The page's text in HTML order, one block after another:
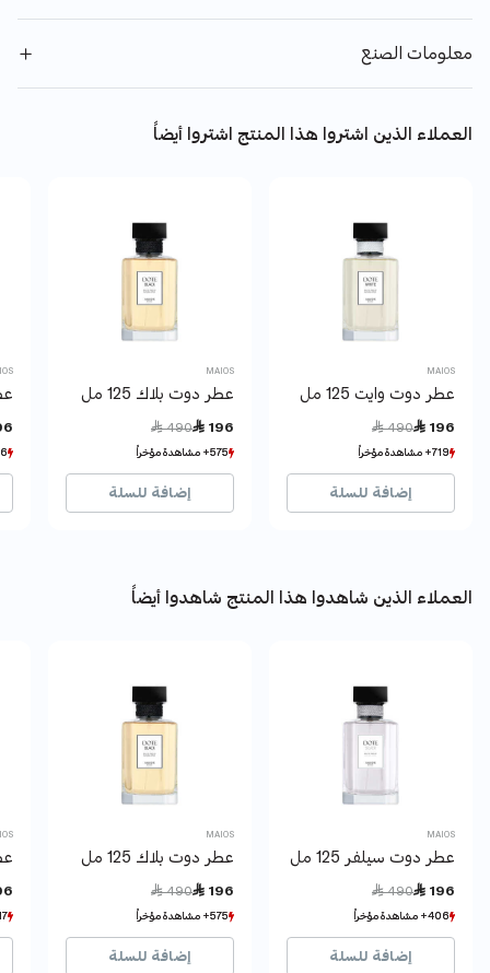
معلومات الصنع
العملاء الذين اشتروا هذا المنتج اشتروا أيضاً
MAIOS
عطر دوت وايت 125 مل
 196
Price reduced from
 490
719+ مشاهدة مؤخراً
121+ بيع مؤخراً
719+ مشاهدة مؤخراً
121+ بيع مؤخراً
إضافة للسلة
MAIOS
عطر دوت بلاك 125 مل
 196
Price reduced from
 490
575+ مشاهدة مؤخراً
251+ بيع مؤخراً
575+ مشاهدة مؤخراً
251+ بيع مؤخراً
إضافة للسلة
العملاء الذين شاهدوا هذا المنتج شاهدوا أيضاً
MAIOS
عطر دوت سيلفر 125 مل
 196
Price reduced from
 490
406+ مشاهدة مؤخراً
81+ بيع مؤخراً
406+ مشاهدة مؤخراً
81+ بيع مؤخراً
إضافة للسلة
MAIOS
عطر دوت بلاك 125 مل
 196
Price reduced from
 490
575+ مشاهدة مؤخراً
251+ بيع مؤخراً
575+ مشاهدة مؤخراً
251+ بيع مؤخراً
إضافة للسلة
417+417+